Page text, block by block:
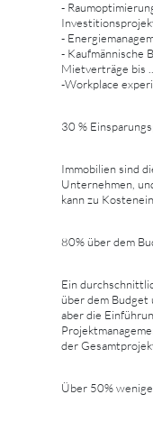
-
-
- Kaufmännische
Mietverträge bis
-Workplace
30 %
Immobilien sind
Unternehmen,
kann zu
80% über dem
Ein
über dem
aber die
der
Über 50%